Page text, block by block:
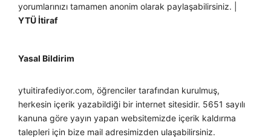
yorumlarınızı tamamen anonim olarak paylaşabilirsiniz. |
YTÜ İtiraf
Yasal Bildirim
ytuitirafediyor.com, öğrenciler tarafından kurulmuş,
herkesin içerik yazabildiği bir internet sitesidir. 5651 sayılı
kanuna göre yayın yapan websitemizde içerik kaldırma
talepleri için bize mail adresimizden ulaşabilirsiniz.